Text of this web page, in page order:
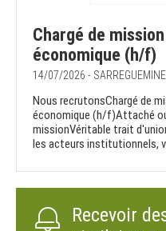
Chargé de
économique (h/f)
14/07/2026 -
Nous recrutonsChargé de
économique (h/f)Attaché
missionVéritable trait
les acteurs institutionnels,
Recevoir